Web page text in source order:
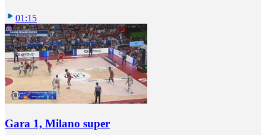
01:15
Gara 1, Milano super